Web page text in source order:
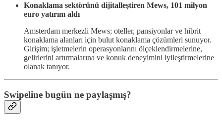
Konaklama sektörünü dijitalleştiren Mews, 101 milyon
euro yatırım aldı
Amsterdam merkezli Mews; oteller, pansiyonlar ve hibrit
konaklama alanları için bulut konaklama çözümleri sunuyor.
Girişim; işletmelerin operasyonlarını ölçeklendirmelerine,
gelirlerini artırmalarına ve konuk deneyimini iyileştirmelerine
olanak tanıyor.
Swipeline bugün ne paylaşmış?